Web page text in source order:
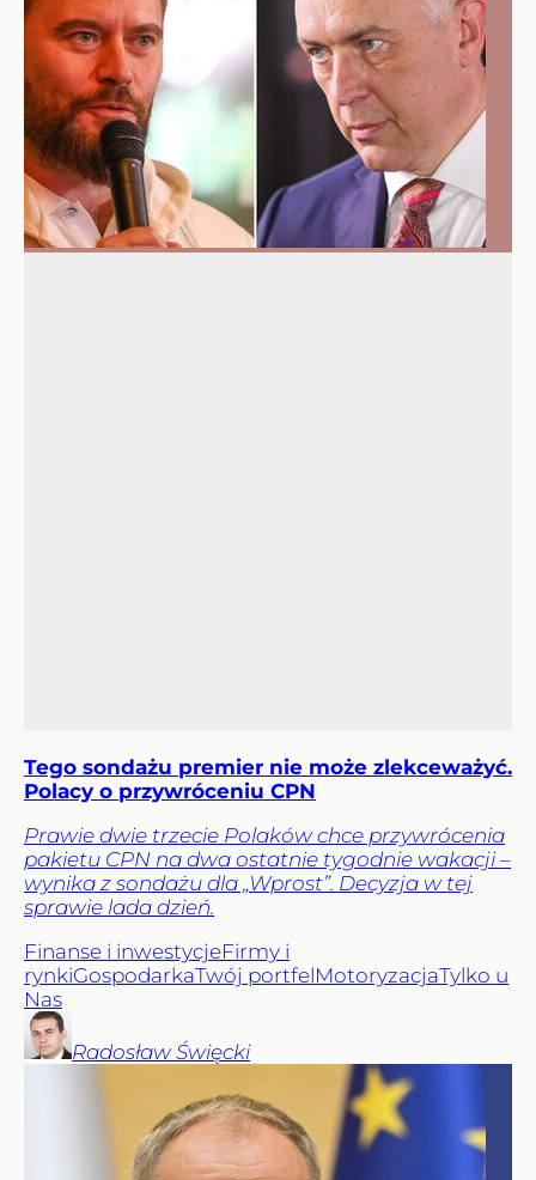
Tego sondażu premier nie może zlekceważyć.
Polacy o przywróceniu CPN
Prawie dwie trzecie Polaków chce przywrócenia
pakietu CPN na dwa ostatnie tygodnie wakacji –
wynika z sondażu dla „Wprost”. Decyzja w tej
sprawie lada dzień.
Finanse i inwestycjeFirmy i
rynkiGospodarkaTwój portfelMotoryzacjaTylko u
Nas
Radosław Święcki